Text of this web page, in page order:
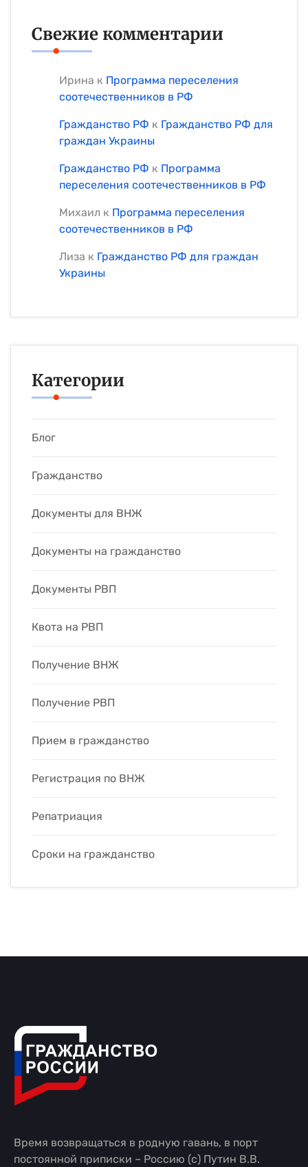
Свежие комментарии
Ирина к Программа переселения
соотечественников в РФ
Гражданство РФ к Гражданство РФ для
граждан Украины
Гражданство РФ к Программа
переселения соотечественников в РФ
Михаил к Программа переселения
соотечественников в РФ
Лиза к Гражданство РФ для граждан
Украины
Категории
Блог
Гражданство
Документы для ВНЖ
Документы на гражданство
Документы РВП
Квота на РВП
Получение ВНЖ
Получение РВП
Прием в гражданство
Регистрация по ВНЖ
Репатриация
Сроки на гражданство
Время возвращаться в родную гавань, в порт
постоянной приписки – Россию (с) Путин В.В.